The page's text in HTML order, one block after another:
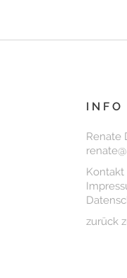
INFO
Renate
Kontakt
zurück